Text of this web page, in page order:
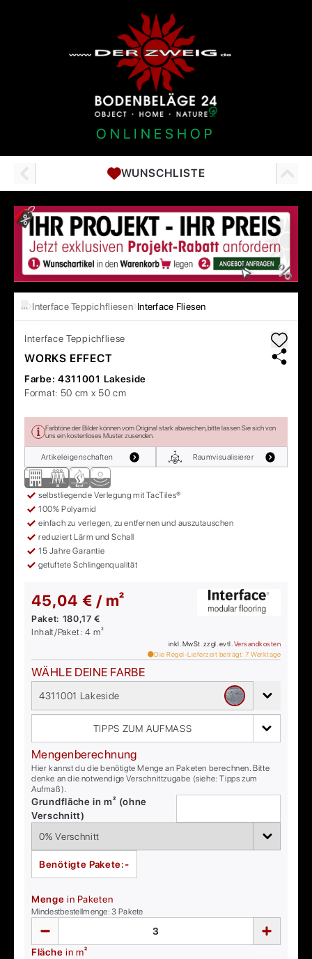
ONLINESHOP
WUNSCHLISTE
… Interface Teppichfliesen Interface Fliesen
Interface Teppichfliese
WORKS EFFECT
Farbe: 4311001 Lakeside
Format: 50 cm x 50 cm
Farbtöne der Bilder können vom Original stark abweichen, bitte lassen Sie sich von
uns ein kostenloses Muster zusenden.
Artikeleigenschaften Raumvisualisierer
selbstliegende Verlegung mit TacTiles®
100% Polyamid
einfach zu verlegen, zu entfernen und auszutauschen
reduziert Lärm und Schall
15 Jahre Garantie
getuftete Schlingenqualität
45,04 € / m²
Paket: 180,17 €
Inhalt/Paket:4 m²
inkl. MwSt. zzgl. evtl. Versandkosten
Die Regel-Lieferzeit beträgt: 7 Werktage
WÄHLE DEINE FARBE
4311001 Lakeside
TIPPS ZUM AUFMASS
Mengenberechnung
Hier kannst du die benötigte Menge an Paketen berechnen. Bitte
denke an die notwendige Verschnittzugabe (siehe: Tipps zum
Aufmaß).
Grundfläche in m² (ohne
Verschnitt)
Benötigte Pakete:-
Menge in Paketen
Mindestbestellmenge:3 Pakete
Fläche in m²